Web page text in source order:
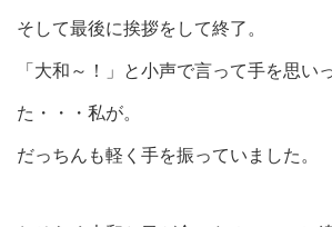
そして最後に挨拶をして終了。
「大和～！」と小声で言って手を思い
た・・・私が。
だっちんも軽く手を振っていました。